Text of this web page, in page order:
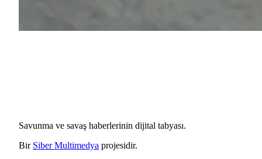
Savunma ve savaş haberlerinin dijital tabyası.
Bir Siber Multimedya projesidir.